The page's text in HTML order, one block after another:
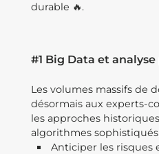
durable 🔥.
#1 Big Data et
Les volumes massifs de
désormais aux experts-
les approches historiques
algorithmes
Anticiper les risques